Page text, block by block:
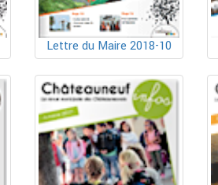
Lettre du Maire 2018-10